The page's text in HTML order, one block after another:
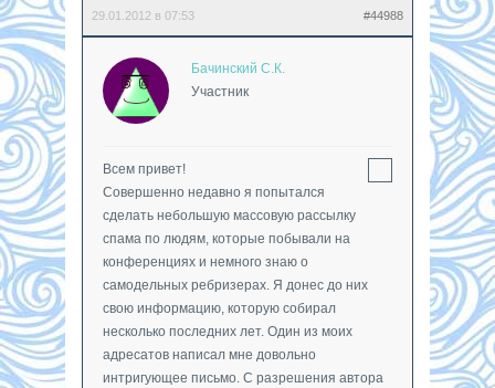
29.01.2012 в 07:53 #44988
Бачинский С.К.
Участник
Всем привет!
Совершенно недавно я попытался
сделать небольшую массовую рассылку
спама по людям, которые побывали на
конференциях и немного знаю о
самодельных ребризерах. Я донес до них
свою информацию, которую собирал
несколько последних лет. Один из моих
адресатов написал мне довольно
интригующее письмо. С разрешения автора